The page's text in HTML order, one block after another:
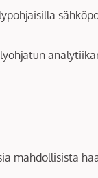
mahdollisista